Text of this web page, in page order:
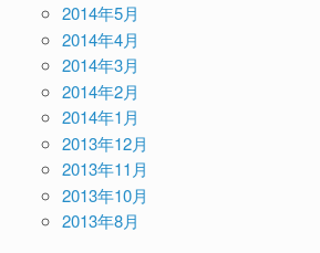
2014年5月
2014年4月
2014年3月
2014年2月
2014年1月
2013年12月
2013年11月
2013年10月
2013年8月